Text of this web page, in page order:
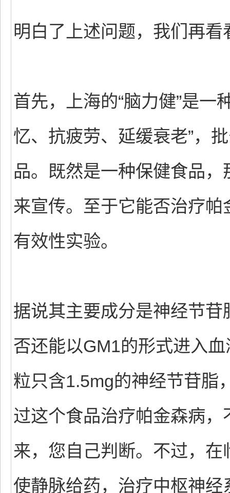
明白了上述问题，我们再看
首先，上海的“脑力健”是一
忆、抗疲劳、延缓衰老”，
品。既然是一种保健食品
来宣传。至于它能否治疗
有效性实验。
据说其主要成分是神经节
否还能以GM1的形式进入
粒只含1.5mg的神经节苷脂
过这个食品治疗帕金森病
来，您自己判断。不过，
使静脉给药，治疗中枢神